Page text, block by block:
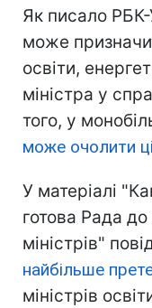
Як писало
може
освіти,
міністра у
того, у
може очолити
У матеріалі
готова Рада до
міністрів"
найбільше
міністрів